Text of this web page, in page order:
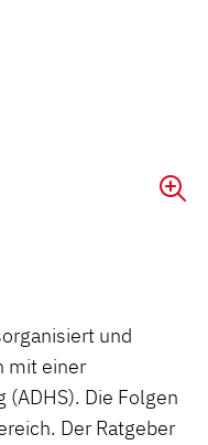
und
mit einer
Die Folgen
Der Ratgeber